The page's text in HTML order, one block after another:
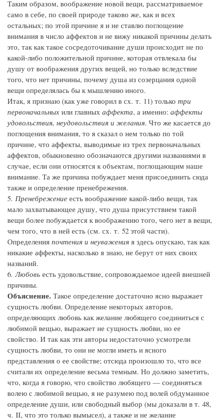
Таким образом, воображение новой вещи, рассматриваемое
само в себе, по своей природе таково же, как и всех
остальных; по этой причине я и не ставлю поглощение
внимания в число аффектов и не вижу никакой причины делать
это, так как такое сосредоточивание души происходит не по
какой-либо положительной причине, которая отвлекала бы
душу от воображения других вещей, но только вследствие
того, что нет причины, почему душа из созерцания одной
вещи определялась бы к мышлению иного.
Итак, я признаю (как уже говорил в сх. т. 11) только три
первоначальных или главных аффекта, а именно: аффекты
удовольствия, неудовольствия и желания. Что же касается до
поглощения внимания, то я сказал о нем только по той
причине, что аффекты, выводимые из трех первоначальных
аффектов, обыкновенно обозначаются другими названиями в
случае, если они относятся к объектам, поглощающим наше
внимание. Та же причина побуждает меня присоединить сюда
также и определение пренебрежения.
5. Пренебрежение есть воображение какой-либо вещи, так
мало захватывающее душу, что душа присутствием такой
вещи более побуждается к воображению того, чего нет в вещи,
чем того, что в ней есть (см. сх. т. 52 этой части).
Определения почтения и неуважения я здесь опускаю, так как
никакие аффекты, насколько я знаю, не берут от них своих
названий.
6.Любовь есть удовольствие, сопровождаемое идеей внешней
причины.
Объяснение. Такое определение достаточно ясно выражает
сущность любви. Определение некоторых авторов,
определяющих любовь как желание любящего соединиться с
любимой вещью, выражает не сущность любви, но ее
свойство. И так как эти авторы недостаточно усмотрели
сущность любви, то они не могли иметь и ясного
представления о ее свойстве; отсюда произошло то, что все
считали их определение весьма темным. Но должно заметить,
что, когда я говорю, что свойство любящего — соединяться
волею с любимой вещью, я не разумею под волей обдуманное
определение души, или свободный выбор (мы доказали в т. 48,
ч. II, что это только вымысел), а также и не желание